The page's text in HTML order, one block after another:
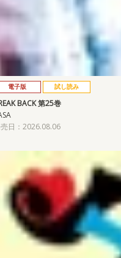
電子版 試し読み
BACK 第25巻
日：2026.08.06